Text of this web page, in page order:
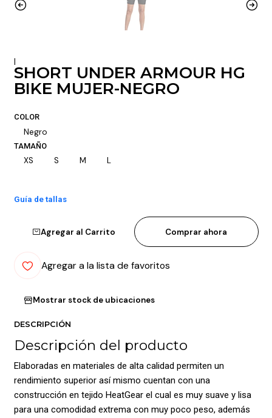
|
SHORT UNDER ARMOUR HG
BIKE MUJER-NEGRO
COLOR
Negro
TAMAÑO
XS S M L
Guía de tallas
Agregar al Carrito Comprar ahora
Agregar a la lista de favoritos
Mostrar stock de ubicaciones
DESCRIPCIÓN
Descripción del producto
Elaboradas en materiales de alta calidad permiten un
rendimiento superior así mismo cuentan con una
construcción en tejido HeatGear el cual es muy suave y lisa
para una comodidad extrema con muy poco peso, además